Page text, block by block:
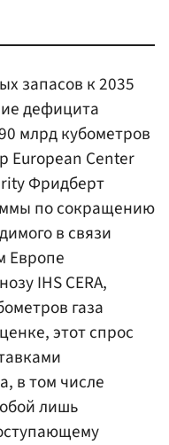
запасов к 2035
дефицита
млрд кубометров
European Center
Фридберт
по сокращению
в связи
Европе
IHS CERA,
газа
этот спрос
в том числе
лишь